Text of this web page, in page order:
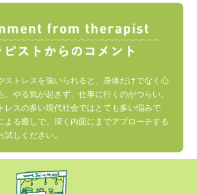
ストレスを強いられると、身体だけでなく心
。やる気が起きず、仕事に行くのがつらい。
レスの多い現代社会ではとても多い悩みで
よる癒しで、深く内面にまでアプローチする
試しください。